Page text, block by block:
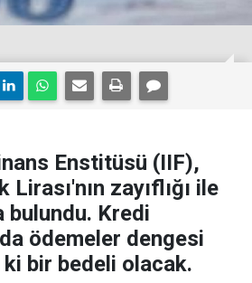
Enstitüsü (IIF),
zayıflığı ile
bulundu. Kredi
da ödemeler dengesi
ki bir bedeli olacak.